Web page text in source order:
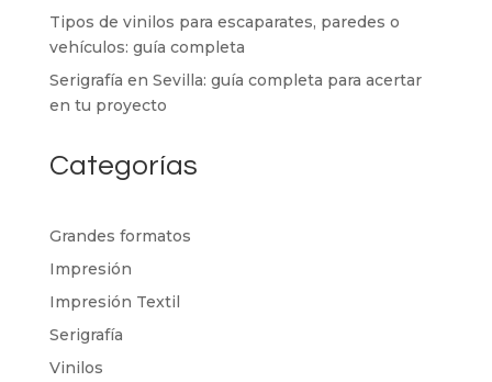
Tipos de vinilos para escaparates, paredes o
vehículos: guía completa
Serigrafía en Sevilla: guía completa para acertar
en tu proyecto
Categorías
Grandes formatos
Impresión
Impresión Textil
Serigrafía
Vinilos